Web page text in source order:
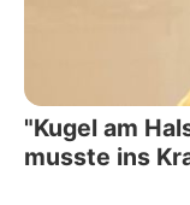
"Kugel am
musste ins